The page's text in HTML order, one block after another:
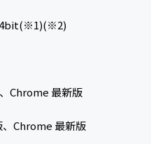
Chrome 最新版
Chrome 最新版